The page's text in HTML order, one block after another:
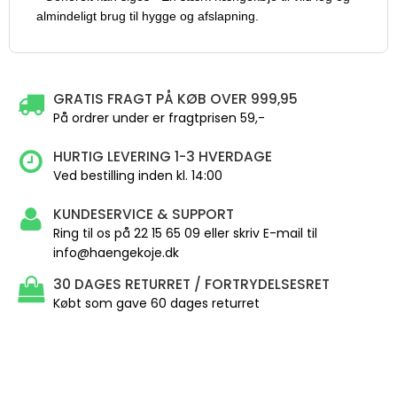
almindeligt brug til hygge og afslapning.
GRATIS FRAGT PÅ KØB OVER 999,95
På ordrer under er fragtprisen 59,-
HURTIG LEVERING 1-3 HVERDAGE
Ved bestilling inden kl. 14:00
KUNDESERVICE & SUPPORT
Ring til os på 22 15 65 09 eller skriv E-mail til
info@haengekoje.dk
30 DAGES RETURRET / FORTRYDELSESRET
Købt som gave 60 dages returret